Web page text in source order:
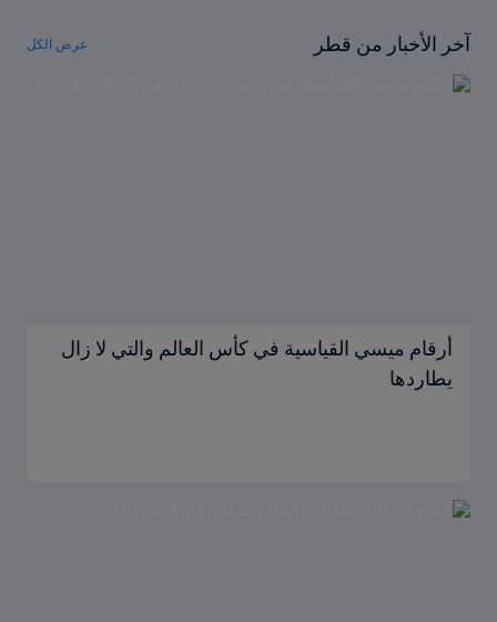
آخر الأخبار من قطر عرض الكل
أرقام ميسي القياسية في كأس العالم والتي لا زال
يطاردها